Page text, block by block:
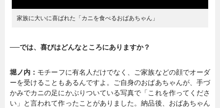
家族に大いに喜ばれた「カニを食べるおばあちゃん」
──では、喜びはどんなところにありますか？
堀ノ内： モチーフに有名人だけでなく、ご家族などの顔でオーダ
ーを受けることもあるんですよ。ご自身のおばあちゃんが、手づ
かみでカニの足にかぶりついている写真で「これを作ってくださ
い」と言われて作ったことがありました。納品後、おばあちゃん